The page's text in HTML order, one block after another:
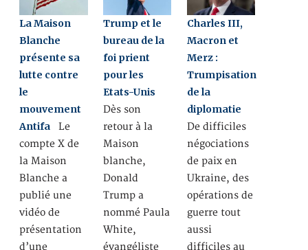
La Maison
Blanche
présente sa
lutte contre
le
mouvement
Antifa Le
compte X de
la Maison
Blanche a
publié une
vidéo de
présentation
d’une
Trump et le
bureau de la
foi prient
pour les
Etats-Unis
Dès son
retour à la
Maison
blanche,
Donald
Trump a
nommé Paula
White,
évangéliste
Charles III,
Macron et
Merz :
Trumpisation
de la
diplomatie
De difficiles
négociations
de paix en
Ukraine, des
opérations de
guerre tout
aussi
difficiles au